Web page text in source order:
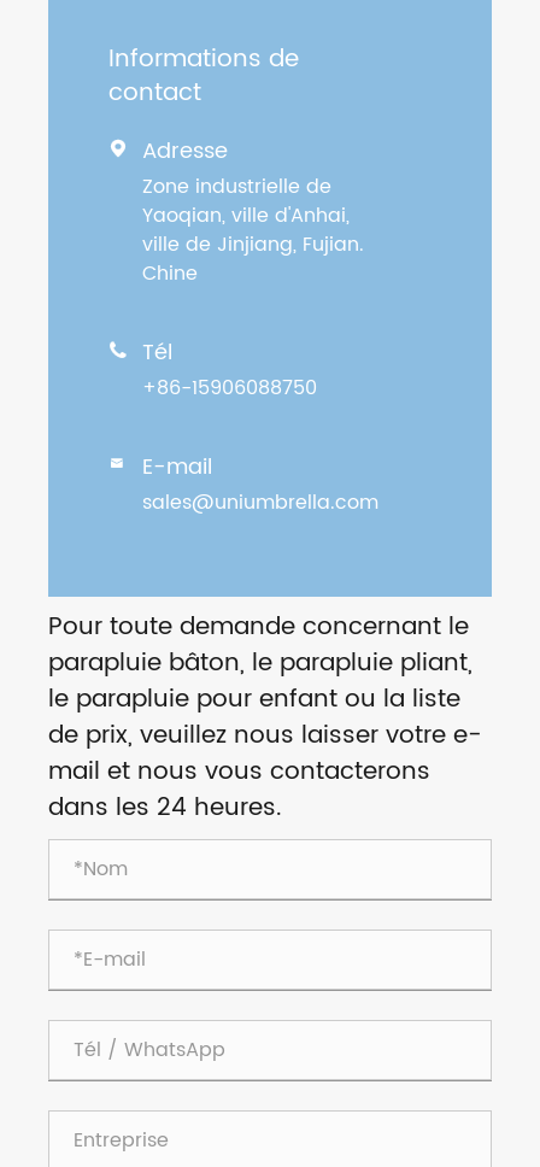
Informations de
contact
 Adresse
Zone industrielle de
Yaoqian, ville d'Anhai,
ville de Jinjiang, Fujian.
Chine
 Tél
+86-15906088750
 E-mail
sales@uniumbrella.com
Pour toute demande concernant le
parapluie bâton, le parapluie pliant,
le parapluie pour enfant ou la liste
de prix, veuillez nous laisser votre e-
mail et nous vous contacterons
dans les 24 heures.